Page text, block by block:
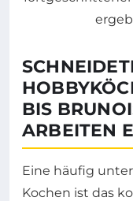
BIS
ARBEITEN
Eine häufig
Kochen ist das